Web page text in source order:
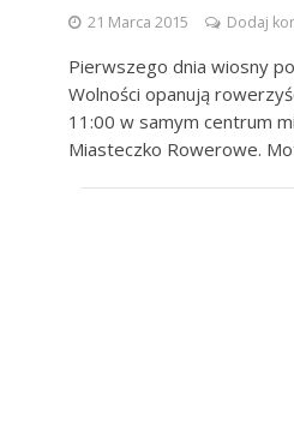
21 Marca 2015 Dodaj
Pierwszego dnia wiosny
Wolności opanują
11:00 w samym centrum
Miasteczko Rowerowe.